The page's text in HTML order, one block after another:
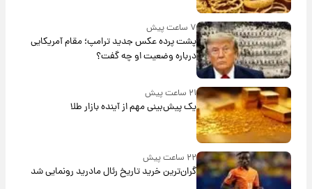
۷ ساعت پیش
پشت پرده عکس جدید ترامپ؛ مقام آمریکایی
درباره وضعیت او چه گفت؟
۲۱ ساعت پیش
یک پیش‌بینی مهم از آینده بازار طلا
۲۲ ساعت پیش
گران‌ترین خرید تاریخ رئال مادرید رونمایی شد